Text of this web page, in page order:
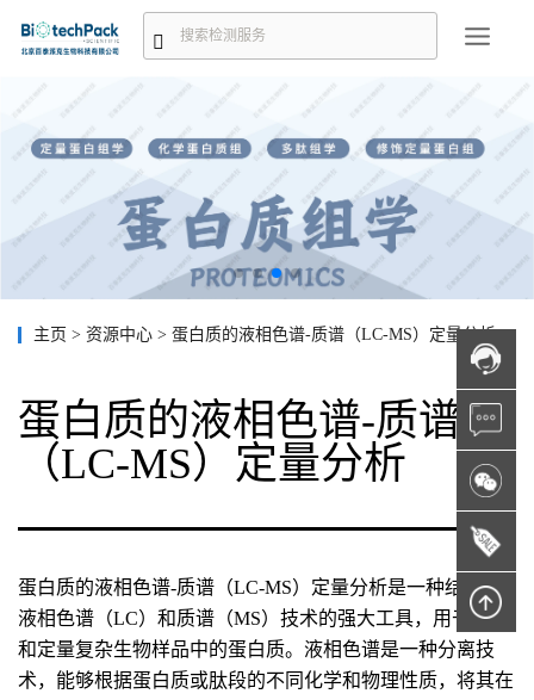
主页 > 资源中心 > 蛋白质的液相色谱-质谱（LC-MS）定量分析
蛋白质的液相色谱-质谱
（LC-MS）定量分析
蛋白质的液相色谱-质谱（LC-MS）定量分析是一种结合了
液相色谱（LC）和质谱（MS）技术的强大工具，用于识别
和定量复杂生物样品中的蛋白质。液相色谱是一种分离技
术，能够根据蛋白质或肽段的不同化学和物理性质，将其在